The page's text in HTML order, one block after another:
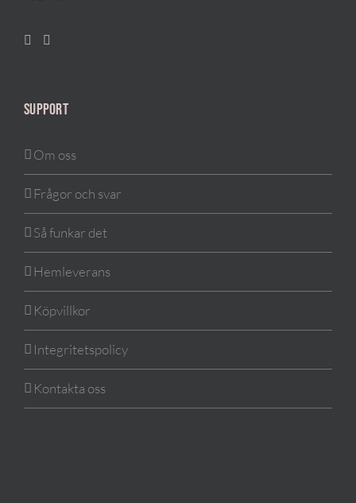
SUPPORT
Om oss
Frågor och svar
Så funkar det
Hemleverans
Köpvillkor
Integritetspolicy
Kontakta oss